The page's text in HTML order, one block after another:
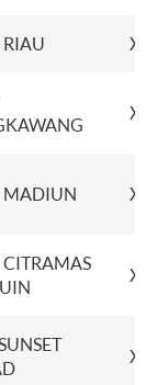
RIAU
MADIUN
CITRAMAS